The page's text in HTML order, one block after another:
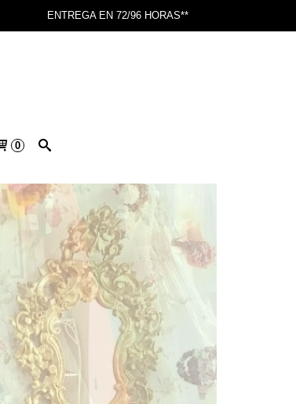
ENTREGA EN 72/96 HORAS**
0